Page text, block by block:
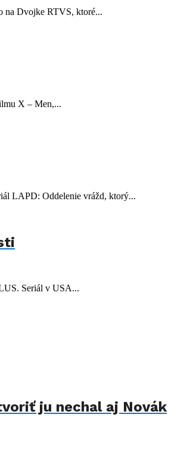
na Dvojke RTVS, ktoré...
X – Men,...
LAPD: Oddelenie vrážd, ktorý...
Seriál v USA...
ju nechal aj Novák